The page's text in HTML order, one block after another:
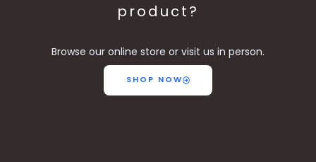
product?
Browse our online store or visit us in person.
SHOP NOW